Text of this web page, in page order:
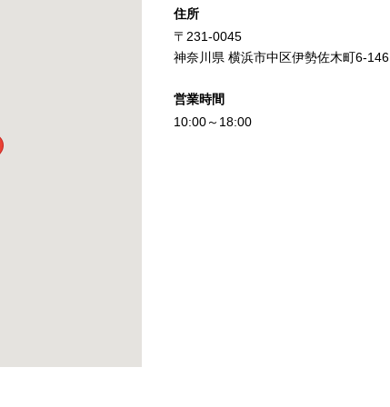
住所
〒231-0045
神奈川県 横浜市中区伊勢佐木町6-146
営業時間
10:00～18:00